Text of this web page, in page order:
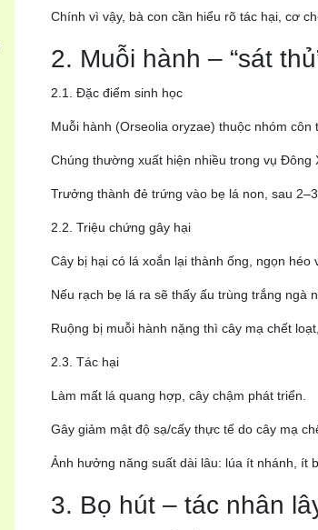
Chính vì vậy, bà con cần hiểu rõ tác hại, cơ
2. Muỗi hành – “sát
2.1. Đặc điểm sinh học
Muỗi hành (Orseolia oryzae) thuộc nhóm
Chúng thường xuất hiện nhiều trong vụ Đông
Trưởng thành đẻ trứng vào bẹ lá non, sau
2.2. Triệu chứng gây hại
Cây bị hại có lá xoắn lại thành ống, ngọn héo
Nếu rạch bẹ lá ra sẽ thấy ấu trùng trắng ngà
Ruộng bị muỗi hành nặng thì cây mạ chết
2.3. Tác hại
Làm mất lá quang hợp, cây chậm phát triển.
Gây giảm mật độ sạ/cấy thực tế do cây mạ
Ảnh hưởng năng suất dài lâu: lúa ít nhánh, ít
3. Bọ hút – tác nhân